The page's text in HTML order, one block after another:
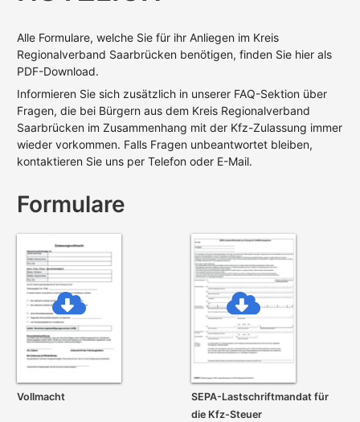
Alle Formulare, welche Sie für ihr Anliegen im Kreis
Regionalverband Saarbrücken benötigen, finden Sie hier als
PDF-Download.
Informieren Sie sich zusätzlich in unserer FAQ-Sektion über
Fragen, die bei Bürgern aus dem Kreis Regionalverband
Saarbrücken im Zusammenhang mit der Kfz-Zulassung immer
wieder vorkommen. Falls Fragen unbeantwortet bleiben,
kontaktieren Sie uns per Telefon oder E-Mail.
Formulare
Vollmacht
SEPA-Lastschrift­mandat für
die Kfz-Steuer